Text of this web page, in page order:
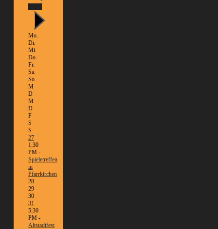
Mo.
Di.
Mi.
Do.
Fr.
Sa.
So.
M
D
M
D
F
S
S
27
1:30
PM -
Spieletreffen
in
Pfarrkirchen
28
29
30
31
5:30
PM -
Altstadtfest